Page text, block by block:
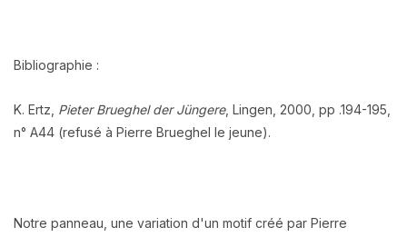
Bibliographie :
K. Ertz, Pieter Brueghel der Jüngere, Lingen, 2000, pp .194-195,
n° A44 (refusé à Pierre Brueghel le jeune).
Notre panneau, une variation d'un motif créé par Pierre